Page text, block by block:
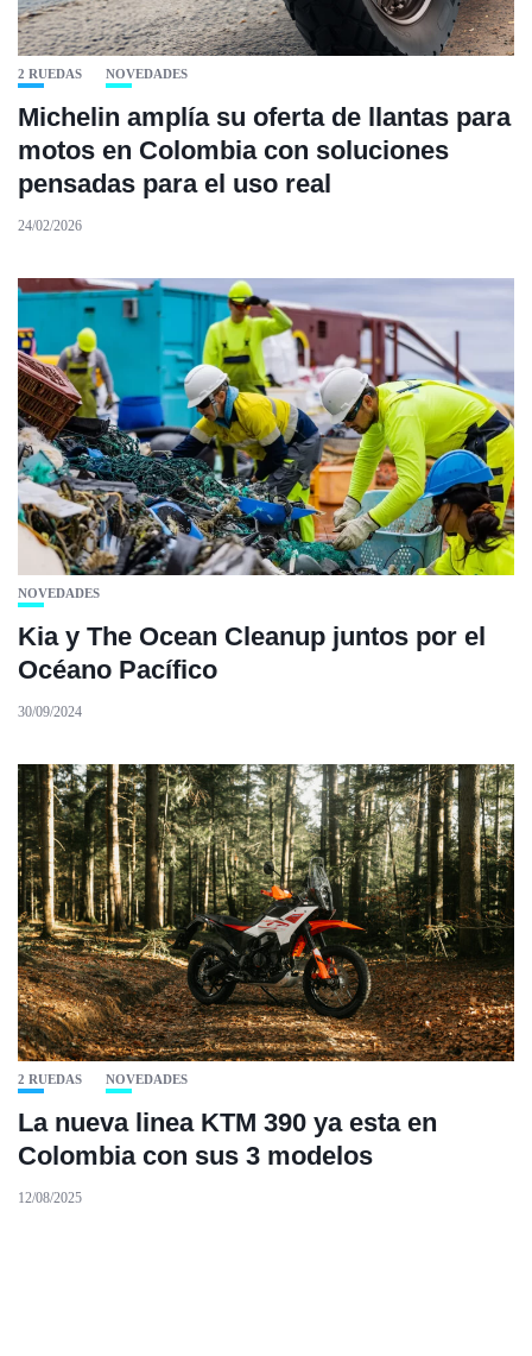
2 RUEDAS NOVEDADES
Michelin amplía su oferta de llantas para
motos en Colombia con soluciones
pensadas para el uso real
24/02/2026
NOVEDADES
Kia y The Ocean Cleanup juntos por el
Océano Pacífico
30/09/2024
2 RUEDAS NOVEDADES
La nueva linea KTM 390 ya esta en
Colombia con sus 3 modelos
12/08/2025